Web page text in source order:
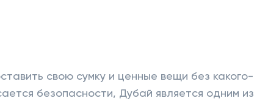
свою сумку и ценные вещи без какого-
безопасности, Дубай является одним из